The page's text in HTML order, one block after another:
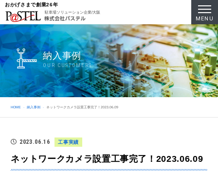
おかげさまで創業26年
駐車場ソリューション企業/大阪
納入事例
OUR CUSTOMERS
HOME 納入事例 ネットワークカメラ設置工事完了！2023.06.09
2023.06.16 工事実績
ネットワークカメラ設置工事完了！2023.06.09
MENU